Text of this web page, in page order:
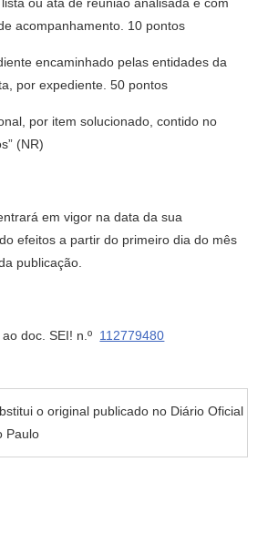
acompanhamento. 10 pontos
encaminhado pelas entidades da
por expediente. 50 pontos
por item solucionado, contido no
(NR)
em vigor na data da sua
efeitos a partir do primeiro dia do mês
publicação.
doc. SEI! n.º 112779480
o original publicado no Diário Oficial
Paulo